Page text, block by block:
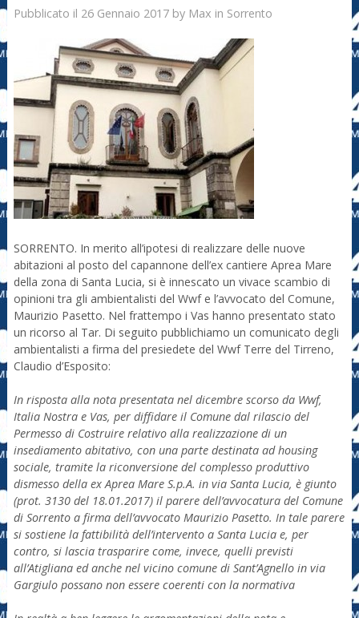
Pubblicato il 26 Gennaio 2017by Max in Sorrento
SORRENTO. In merito all’ipotesi di realizzare delle nuove
abitazioni al posto del capannone dell’ex cantiere Aprea Mare
della zona di Santa Lucia, si è innescato un vivace scambio di
opinioni tra gli ambientalisti del Wwf e l’avvocato del Comune,
Maurizio Pasetto. Nel frattempo i Vas hanno presentato stato
un ricorso al Tar. Di seguito pubblichiamo un comunicato degli
ambientalisti a firma del presiedete del Wwf Terre del Tirreno,
Claudio d’Esposito:
In risposta alla nota presentata nel dicembre scorso da Wwf,
Italia Nostra e Vas, per diffidare il Comune dal rilascio del
Permesso di Costruire relativo alla realizzazione di un
insediamento abitativo, con una parte destinata ad housing
sociale, tramite la riconversione del complesso produttivo
dismesso della ex Aprea Mare S.p.A. in via Santa Lucia, è giunto
(prot. 3130 del 18.01.2017) il parere dell’avvocatura del Comune
di Sorrento a firma dell’avvocato Maurizio Pasetto. In tale parere
si sostiene la fattibilità dell’intervento a Santa Lucia e, per
contro, si lascia trasparire come, invece, quelli previsti
all’Atigliana ed anche nel vicino comune di Sant’Agnello in via
Gargiulo possano non essere coerenti con la normativa